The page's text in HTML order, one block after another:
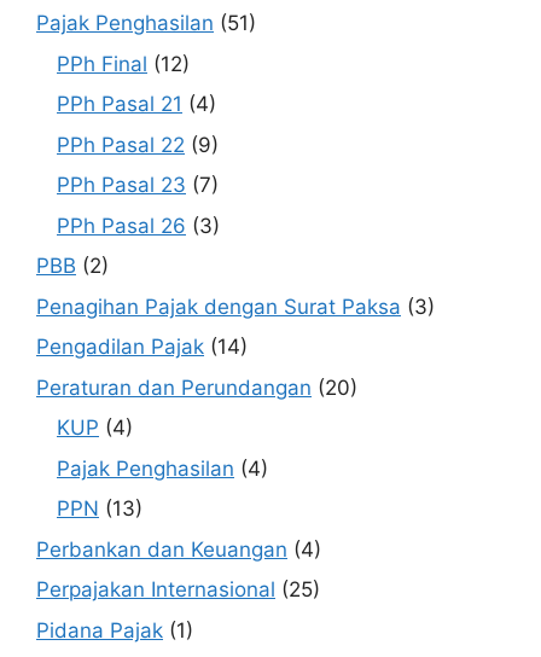
Pajak Penghasilan (51)
PPh Final (12)
PPh Pasal 21 (4)
PPh Pasal 22 (9)
PPh Pasal 23 (7)
PPh Pasal 26 (3)
PBB (2)
Penagihan Pajak dengan Surat Paksa (3)
Pengadilan Pajak (14)
Peraturan dan Perundangan (20)
KUP (4)
Pajak Penghasilan (4)
PPN (13)
Perbankan dan Keuangan (4)
Perpajakan Internasional (25)
Pidana Pajak (1)